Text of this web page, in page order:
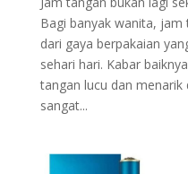
Bagi banyak wanita,
dari gaya berpakaian
sehari hari. Kabar
tangan lucu dan menarik
sangat...